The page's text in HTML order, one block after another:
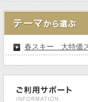
春スキー 大特価